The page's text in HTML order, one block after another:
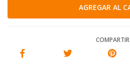
COMPARTIR